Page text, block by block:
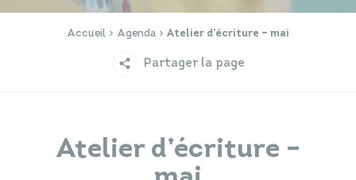
Accueil Agenda Atelier d’écriture – mai
Partager la page
Atelier d’écriture –